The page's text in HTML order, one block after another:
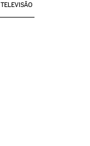
TELEVISÃO